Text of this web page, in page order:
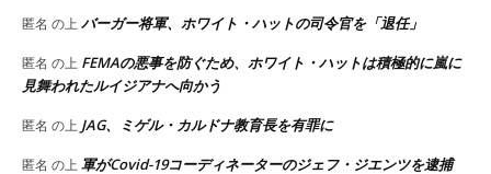
匿名 の上 バーガー将軍、ホワイト・ハットの司令官を「退任」
匿名 の上 FEMAの悪事を防ぐため、ホワイト・ハットは積極的に嵐に
見舞われたルイジアナへ向かう
匿名 の上 JAG、ミゲル・カルドナ教育長を有罪に
匿名 の上 軍がCovid-19コーディネーターのジェフ・ジエンツを逮捕